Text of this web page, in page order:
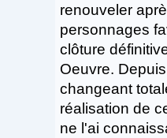
renouveler
personnages
clôture
Oeuvre.
changeant
réalisation de
ne l'ai